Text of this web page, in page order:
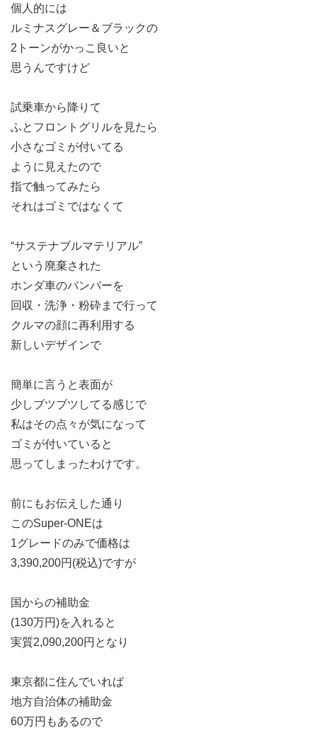
個人的には
ルミナスグレー＆ブラックの
2トーンがかっこ良いと
思うんですけど
試乗車から降りて
ふとフロントグリルを見たら
小さなゴミが付いてる
ように見えたので
指で触ってみたら
それはゴミではなくて
“サステナブルマテリアル”
という廃棄された
ホンダ車のバンパーを
回収・洗浄・粉砕まで行って
クルマの顔に再利用する
新しいデザインで
簡単に言うと表面が
少しブツブツしてる感じで
私はその点々が気になって
ゴミが付いていると
思ってしまったわけです。
前にもお伝えした通り
このSuper-ONEは
1グレードのみで価格は
3,390,200円(税込)ですが
国からの補助金
(130万円)を入れると
実質2,090,200円となり
東京都に住んでいれば
地方自治体の補助金
60万円もあるので